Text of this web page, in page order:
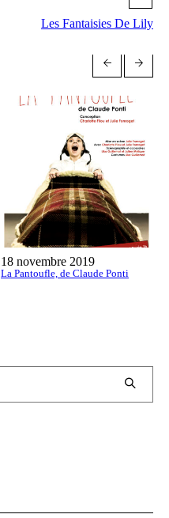
Les Fantaisies De Lily
18 novembre 2019
La Pantoufle, de Claude Ponti